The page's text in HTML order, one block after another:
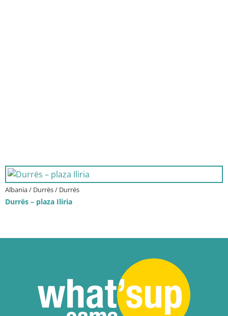
Albania / Durrës / Durrës
Durrës – plaza Iliria